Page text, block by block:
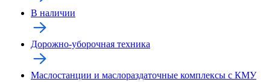
В наличии
Дорожно-уборочная техника
Маслостанции и маслораздаточные комплексы с КМУ